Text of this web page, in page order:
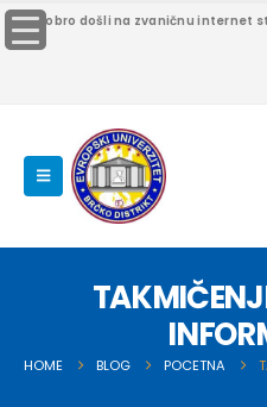
Dobro došli na zvaničnu internet
HOME BLOG POCETNA